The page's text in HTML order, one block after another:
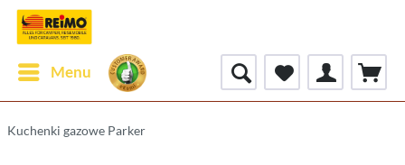
Menu
Kuchenki gazowe Parker